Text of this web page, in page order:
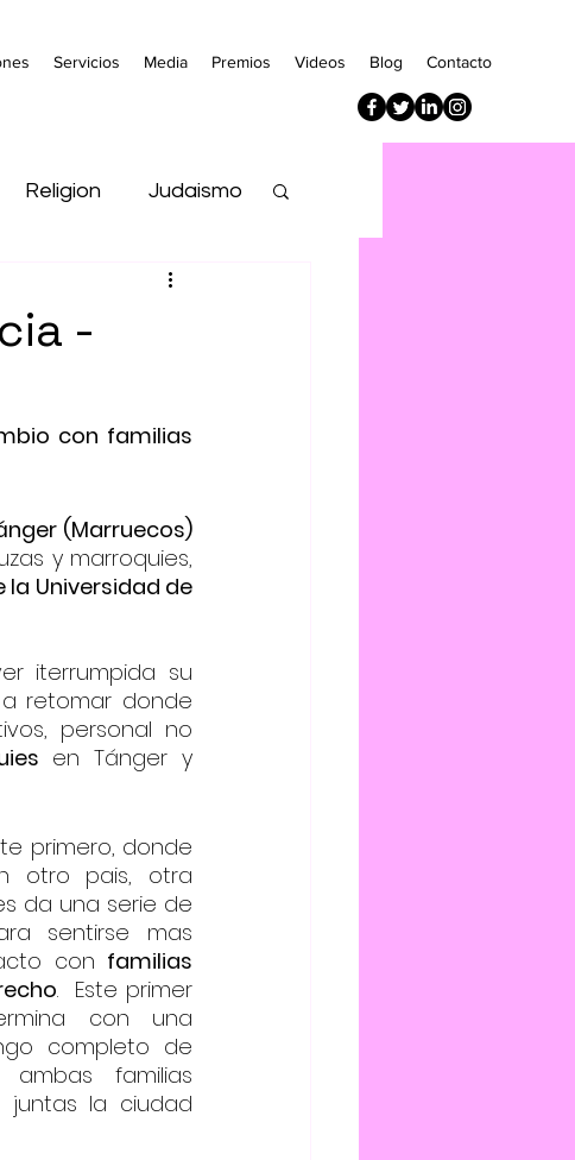
Servicios Media Premios Videos Blog Contacto
Religion Judaismo
-
con familias
(Marruecos)
y marroquies,
Universidad de
iterrumpida su
personal no
en Tánger y
primero, donde
otro pais, otra
da una serie de
sentirse mas
con familias
.  Este primer
con una
completo de
ambas familias
juntas la ciudad